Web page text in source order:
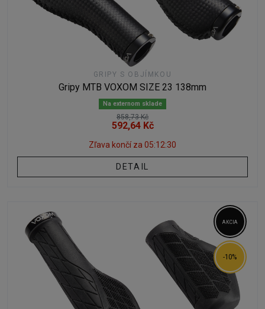
GRIPY S OBJÍMKOU
Gripy MTB VOXOM SIZE 23 138mm
Na externom sklade
858,73 Kč
592,64 Kč
Zľava končí za 05:12:29
DETAIL
AKCIA
-10%